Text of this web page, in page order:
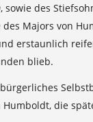
des
Majors von
erstaunlich
blieb.
die